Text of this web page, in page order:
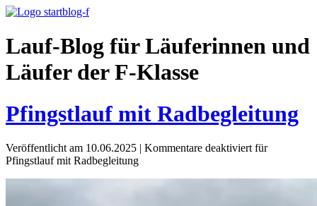
Lauf-Blog für Läuferinnen und
Läufer der F-Klasse
Pfingstlauf mit Radbegleitung
Veröffentlicht am 10.06.2025 | Kommentare deaktiviert für
Pfingstlauf mit Radbegleitung